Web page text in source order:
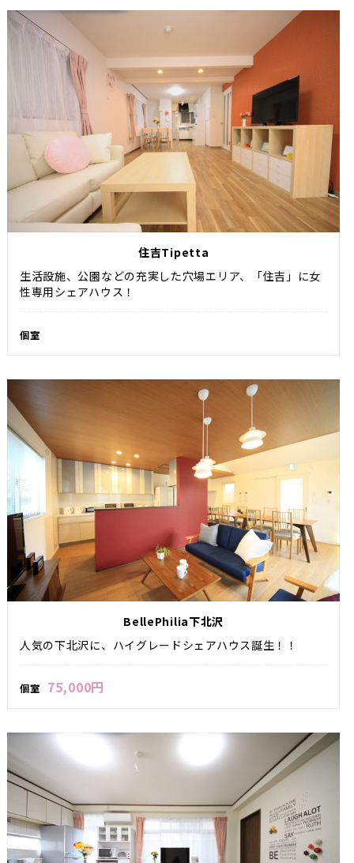
住吉Tipetta
生活設施、公園などの充実した穴場エリア、「住吉」に女
性専用シェアハウス！
個室
BellePhilia下北沢
人気の下北沢に、ハイグレードシェアハウス誕生！！
個室 75,000円